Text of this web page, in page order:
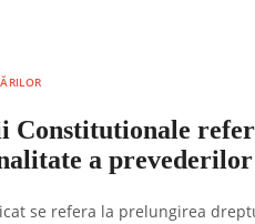
Constitutionale
a
se refera la prelungirea